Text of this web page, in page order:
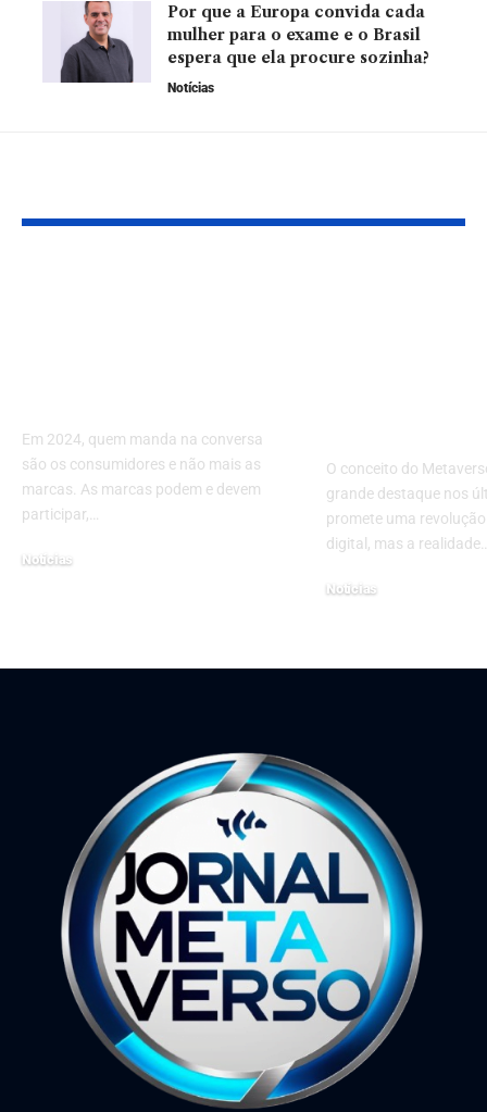
Por que a Europa convida cada
mulher para o exame e o Brasil
espera que ela procure sozinha?
Notícias
Em 2024, quem manda na conversa
são os consumidores e não mais as
marcas. As marcas podem e devem
participar,…
Notícias
O conceito do
grande destaque nos
promete uma
digital, mas a
Notícias